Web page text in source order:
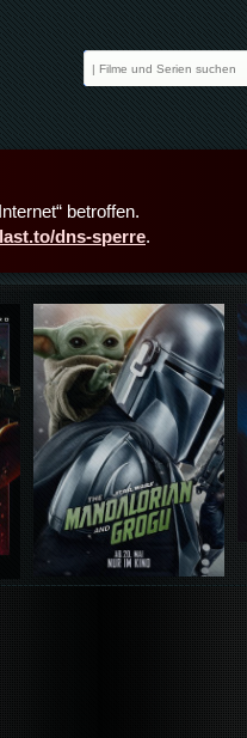
betroffen.
dns-sperre.
Details,Play